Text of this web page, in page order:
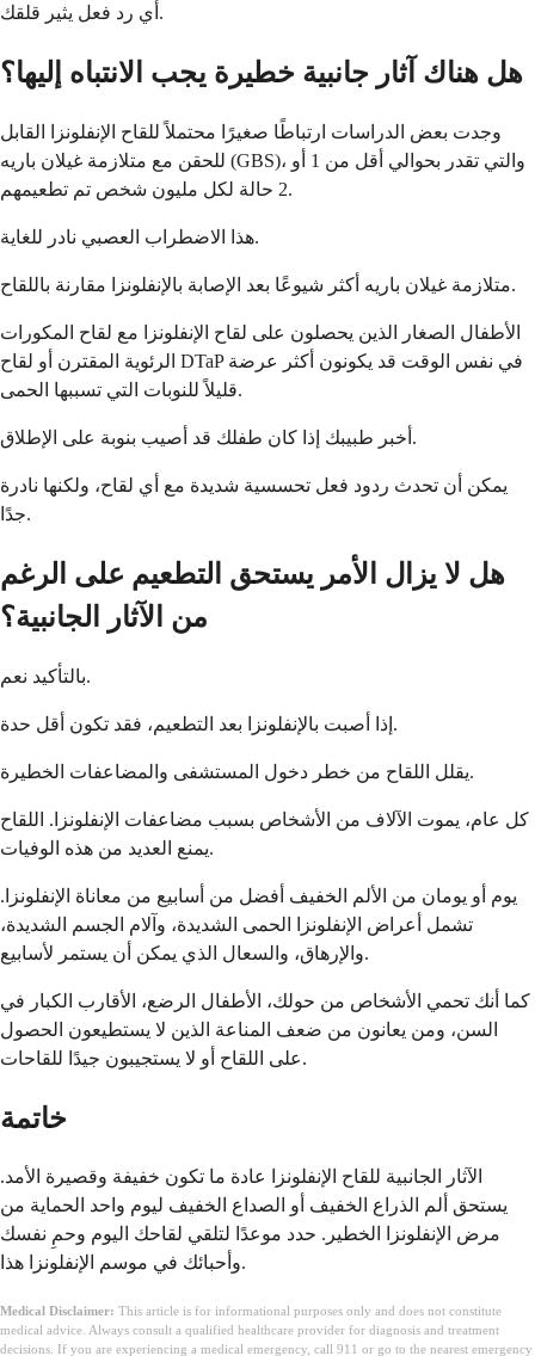
أي رد فعل يثير قلقك.
هل هناك آثار جانبية خطيرة يجب الانتباه إليها؟
وجدت بعض الدراسات ارتباطًا صغيرًا محتملاً للقاح الإنفلونزا القابل
للحقن مع متلازمة غيلان باريه (GBS)، والتي تقدر بحوالي أقل من 1 أو
2 حالة لكل مليون شخص تم تطعيمهم.
هذا الاضطراب العصبي نادر للغاية.
متلازمة غيلان باريه أكثر شيوعًا بعد الإصابة بالإنفلونزا مقارنة باللقاح.
الأطفال الصغار الذين يحصلون على لقاح الإنفلونزا مع لقاح المكورات
الرئوية المقترن أو لقاح DTaP في نفس الوقت قد يكونون أكثر عرضة
قليلاً للنوبات التي تسببها الحمى.
أخبر طبيبك إذا كان طفلك قد أصيب بنوبة على الإطلاق.
يمكن أن تحدث ردود فعل تحسسية شديدة مع أي لقاح، ولكنها نادرة
جدًا.
هل لا يزال الأمر يستحق التطعيم على الرغم
من الآثار الجانبية؟
بالتأكيد نعم.
إذا أصبت بالإنفلونزا بعد التطعيم، فقد تكون أقل حدة.
يقلل اللقاح من خطر دخول المستشفى والمضاعفات الخطيرة.
كل عام، يموت الآلاف من الأشخاص بسبب مضاعفات الإنفلونزا. اللقاح
يمنع العديد من هذه الوفيات.
يوم أو يومان من الألم الخفيف أفضل من أسابيع من معاناة الإنفلونزا.
تشمل أعراض الإنفلونزا الحمى الشديدة، وآلام الجسم الشديدة،
والإرهاق، والسعال الذي يمكن أن يستمر لأسابيع.
كما أنك تحمي الأشخاص من حولك، الأطفال الرضع، الأقارب الكبار في
السن، ومن يعانون من ضعف المناعة الذين لا يستطيعون الحصول
على اللقاح أو لا يستجيبون جيدًا للقاحات.
خاتمة
الآثار الجانبية للقاح الإنفلونزا عادة ما تكون خفيفة وقصيرة الأمد.
يستحق ألم الذراع الخفيف أو الصداع الخفيف ليوم واحد الحماية من
مرض الإنفلونزا الخطير. حدد موعدًا لتلقي لقاحك اليوم وحمِ نفسك
وأحبائك في موسم الإنفلونزا هذا.
Medical Disclaimer: This article is for informational purposes only and does not constitute
medical advice. Always consult a qualified healthcare provider for diagnosis and treatment
decisions. If you are experiencing a medical emergency, call 911 or go to the nearest emergency